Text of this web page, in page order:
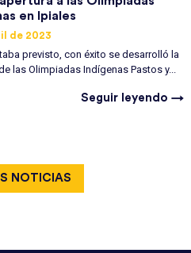
en Ipiales
de 2023
previsto, con éxito se desarrolló la
las Olimpiadas Indígenas Pastos y...
Seguir leyendo →
NOTICIAS